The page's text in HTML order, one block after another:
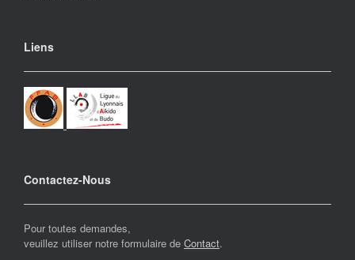
Liens
Contactez-Nous
Pour toutes demandes,
veuillez utiliser notre formulaire de Contact.